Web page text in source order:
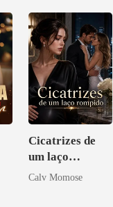
Veja-me Brilhar
Cicatrizes de
um laço
rompido
Calv Momose